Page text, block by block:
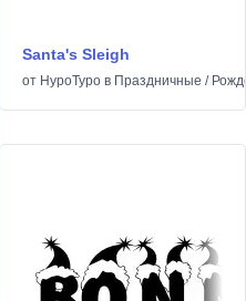
Santa's Sleigh
от HypoTypo в Праздничные /